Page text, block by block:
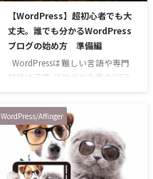
【WordPress】超初心者でも大
丈夫。誰でも分かるWordPress
ブログの始め方 準備編
WordPressは難しい言語や専門
知識は不要 ブログや企業のWEB
WordPress（ワードプレス） 全
世界のWebサイトの４割で使わ
れているWordPressですが、こ
のブログもWordPress（ワード
プレス）を使っています。
WordPress/Affinger